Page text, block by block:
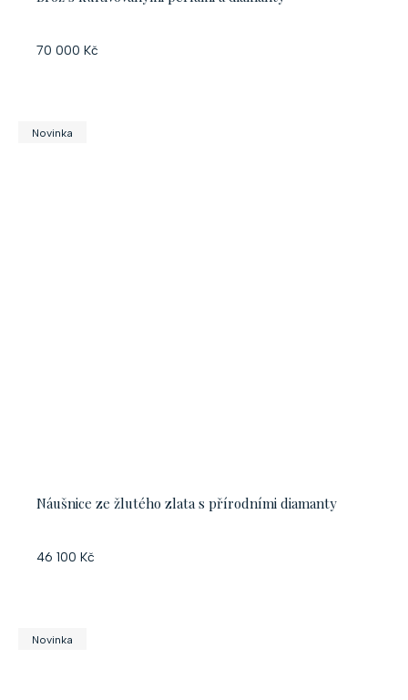
70 000 Kč
Novinka
Náušnice ze žlutého zlata s přírodními diamanty
46 100 Kč
Novinka